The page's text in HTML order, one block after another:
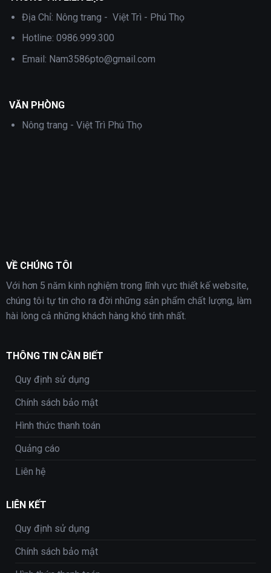
Địa Chỉ: Nông trang - Việt Trì - Phú Thọ
Hotline: 0986.999.300
Email: Nam3586pto@gmail.com
VĂN PHÒNG
Nông trang - Việt Trì Phú Thọ
VỀ CHÚNG TÔI
Với hơn 5 năm kinh nghiệm trong lĩnh vực thiết kế website,
chúng tôi tự tin cho ra đời những sản phẩm chất lượng, làm
hài lòng cả những khách hàng khó tính nhất.
THÔNG TIN CẦN BIẾT
Quy định sử dụng
Chính sách bảo mật
Hình thức thanh toán
Quảng cáo
Liên hệ
LIÊN KẾT
Quy định sử dụng
Chính sách bảo mật